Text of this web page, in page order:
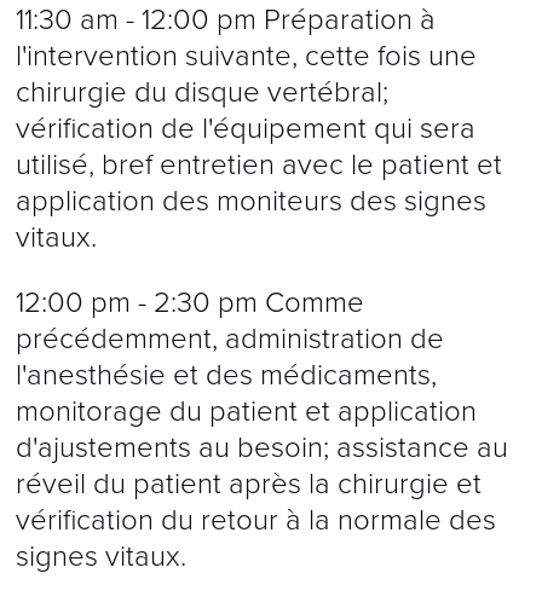
11:30 am - 12:00 pm Préparation à
l'intervention suivante, cette fois une
chirurgie du disque vertébral;
vérification de l'équipement qui sera
utilisé, bref entretien avec le patient et
application des moniteurs des signes
vitaux.
12:00 pm - 2:30 pm Comme
précédemment, administration de
l'anesthésie et des médicaments,
monitorage du patient et application
d'ajustements au besoin; assistance au
réveil du patient après la chirurgie et
vérification du retour à la normale des
signes vitaux.